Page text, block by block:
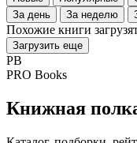
За день
За неделю
Похожие книги
Загрузить еще
PB
PRO Books
Книжная